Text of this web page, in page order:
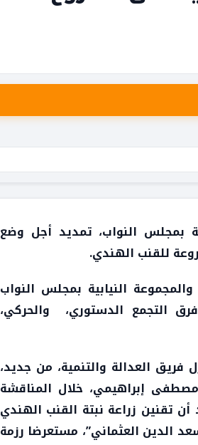
بمجلس النواب، تمديد أجل وضع
لتقدم الفرق والمجموعة النيابية بمجلس النواب
التجمع الدستوري، والحركي،
فريق العدالة والتنمية، من جديد،
إبراهيمي، خلال المناقشة
تقنين زراعة نبتة القنب الهندي
الدين العثماني”، مستعرضا رزمة